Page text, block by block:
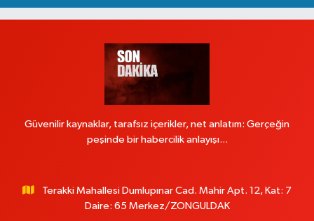
Güvenilir kaynaklar, tarafsız içerikler, net anlatım: Gerçeğin
peşinde bir habercilik anlayışı...
Terakki Mahallesi Dumlupınar Cad. Mahir Apt. 12, Kat: 7
Daire: 65 Merkez/ZONGULDAK